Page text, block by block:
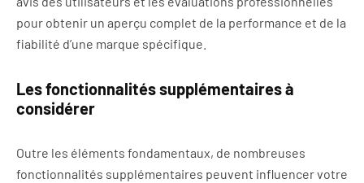
pour obtenir un aperçu complet de la performance et de la
fiabilité d’une marque spécifique.
Les fonctionnalités supplémentaires à
considérer
Outre les éléments fondamentaux, de nombreuses
fonctionnalités supplémentaires peuvent influencer votre